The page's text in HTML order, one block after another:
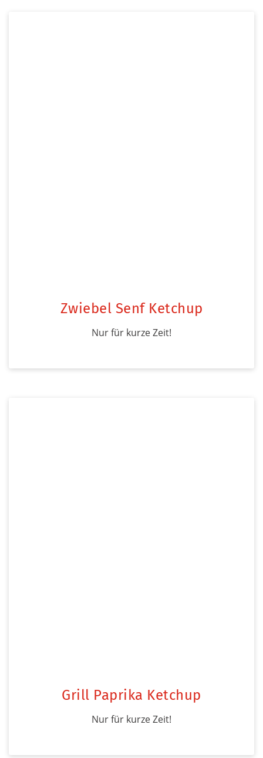
Zwiebel Senf Ketchup
Nur für kurze Zeit!
Grill Paprika Ketchup
Nur für kurze Zeit!